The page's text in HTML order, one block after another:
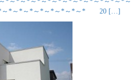
*～*～*～*～*～*～*～*～* 20 […]